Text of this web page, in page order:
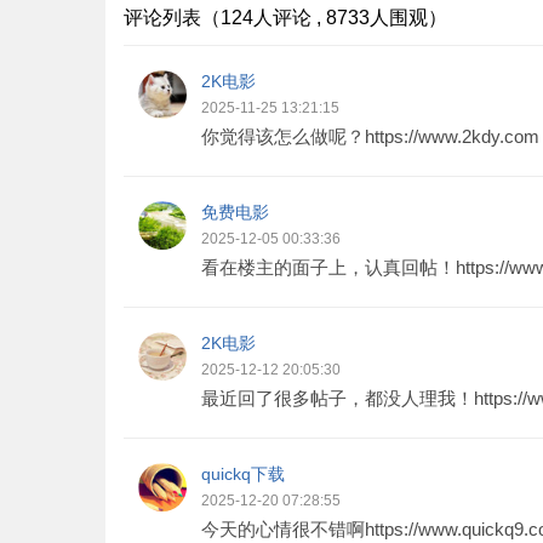
评论列表（124人评论 , 8733人围观）
2K电影
2025-11-25 13:21:15
你觉得该怎么做呢？https://www.2kdy.com
免费电影
2025-12-05 00:33:36
看在楼主的面子上，认真回帖！https://
2K电影
2025-12-12 20:05:30
最近回了很多帖子，都没人理我！https://
quickq下载
2025-12-20 07:28:55
今天的心情很不错啊https://